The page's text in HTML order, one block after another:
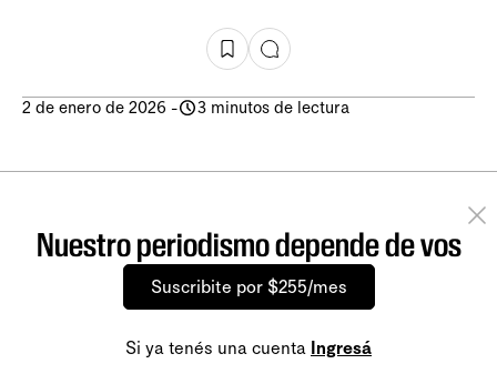
2 de enero de 2026 - 3 minutos de lectura
Nuestro periodismo depende de vos
Suscribite por $255/mes
Si ya tenés una cuenta Ingresá